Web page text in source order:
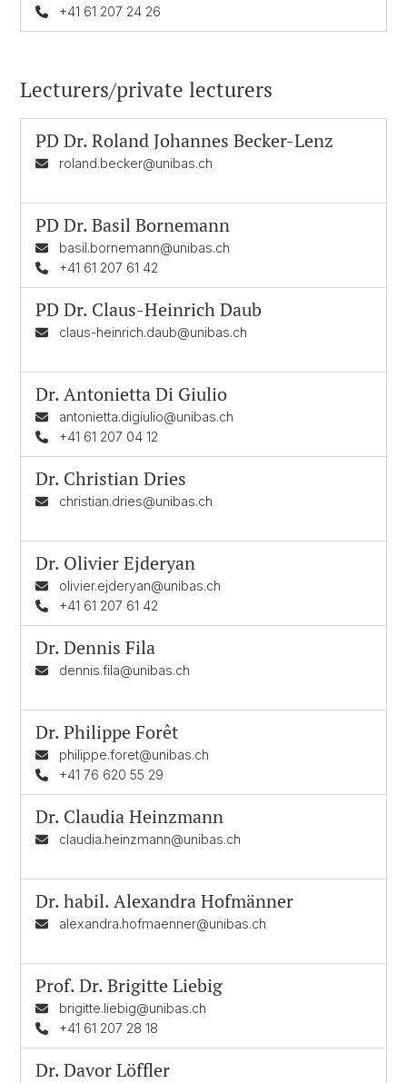
+41 61 207 24 26
Lecturers/private lecturers
PD Dr.Roland Johannes Becker-Lenz
roland.becker@unibas.ch
PD Dr.Basil Bornemann
basil.bornemann@unibas.ch
+41 61 207 61 42
PD Dr. Claus-Heinrich Daub
claus-heinrich.daub@unibas.ch
Dr.Antonietta Di Giulio
antonietta.digiulio@unibas.ch
+41 61 207 04 12
Dr. Christian Dries
christian.dries@unibas.ch
Dr. Olivier Ejderyan
olivier.ejderyan@unibas.ch
+41 61 207 61 42
Dr.Dennis Fila
dennis.fila@unibas.ch
Dr.Philippe Forêt
philippe.foret@unibas.ch
+41 76 620 55 29
Dr. Claudia Heinzmann
claudia.heinzmann@unibas.ch
Dr. habil.Alexandra Hofmänner
alexandra.hofmaenner@unibas.ch
Prof. Dr.Brigitte Liebig
brigitte.liebig@unibas.ch
+41 61 207 28 18
Dr.Davor Löffler